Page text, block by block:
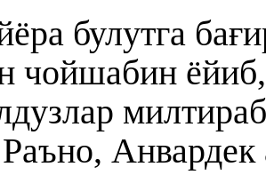
булутга
чойшабин
Анвардек